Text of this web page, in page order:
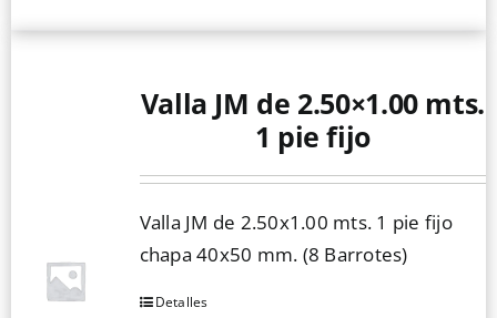
Valla JM de 2.50×1.00 mts.
1 pie fijo
Valla JM de 2.50x1.00 mts. 1 pie fijo
chapa 40x50 mm. (8 Barrotes)
Detalles